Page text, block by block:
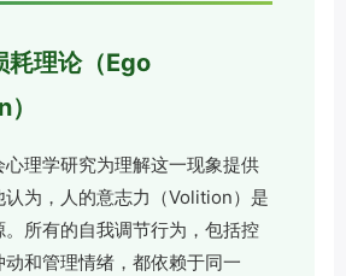
耗理论（Ego
理学研究为理解这一现象提供
认为，人的意志力（Volition）是
所有的自我调节行为，包括控
和管理情绪，都依赖于同一